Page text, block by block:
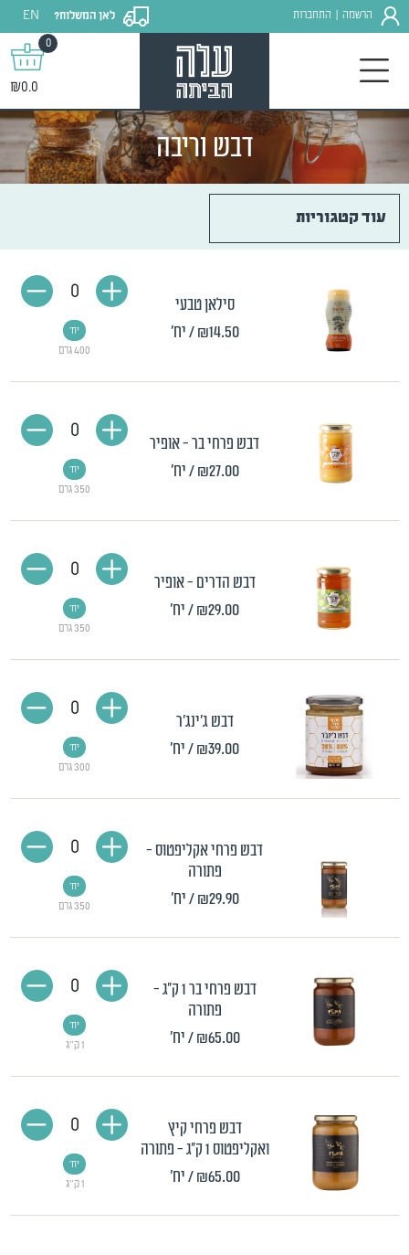
הרשמה התחברות לאן המשלוח?
EN
0
₪0.0
דבש וריבה
עוד קטגוריות
סילאן טבעי
₪14.50 / יח'
400 גרם
יח'
0
דבש פרחי בר - אופיר
₪27.00 / יח'
350 גרם
יח'
0
דבש הדרים - אופיר
₪29.00/ יח'
350 גרם
יח'
0
דבש ג'ינג'ר
₪39.00/ יח'
300 גרם
יח'
0
דבש פרחי אקליפטוס -
פתורה
₪29.90 / יח' 350 גרם
יח'
0
דבש פרחי בר 1 ק"ג -
פתורה
₪65.00 / יח' 1 ק"ג
יח'
0
דבש פרחי קיץ
ואקליפטוס 1 ק"ג - פתורה
₪65.00 / יח' 1 ק"ג
יח'
0